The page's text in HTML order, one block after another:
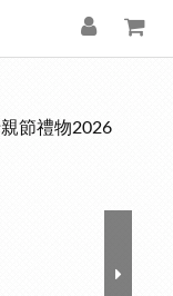
節禮物2026